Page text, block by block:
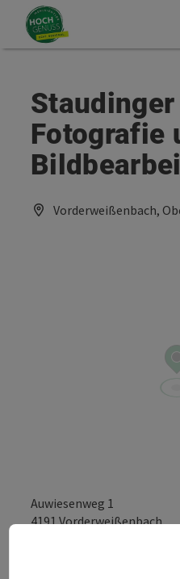
Zum Inhalt
Zum Seitenanfang
Fotografie
Vorderweißenbach,
Auwiesenweg 1
4191Vorderweißenbach